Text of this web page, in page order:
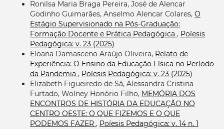
Ronilsa Maria Braga Pereira, José de Alencar
Godinho Guimarães, Anselmo Alencar Colares, O
Estágio Supervisionado na Pós-Graduação:
Formação Docente e Prática Pedagógica , Poíesis
Pedagógica: v. 23 (2025)
Eloana Damasceno Araújo Oliveira, Relato de
Experiência: O Ensino da Educação Física no Período
da Pandemia , Poíesis Pedagógica: v. 23 (2025)
Elizabeth Figueiredo de Sá, Alessandra Cristina
Furtado, Wolney Honório Filho, MEMÓRIA DOS
ENCONTROS DE HISTÓRIA DA EDUCAÇÃO NO
CENTRO OESTE: O QUE FIZEMOS E O QUE
PODEMOS FAZER , Poíesis Pedagógica: v. 14 n. 1